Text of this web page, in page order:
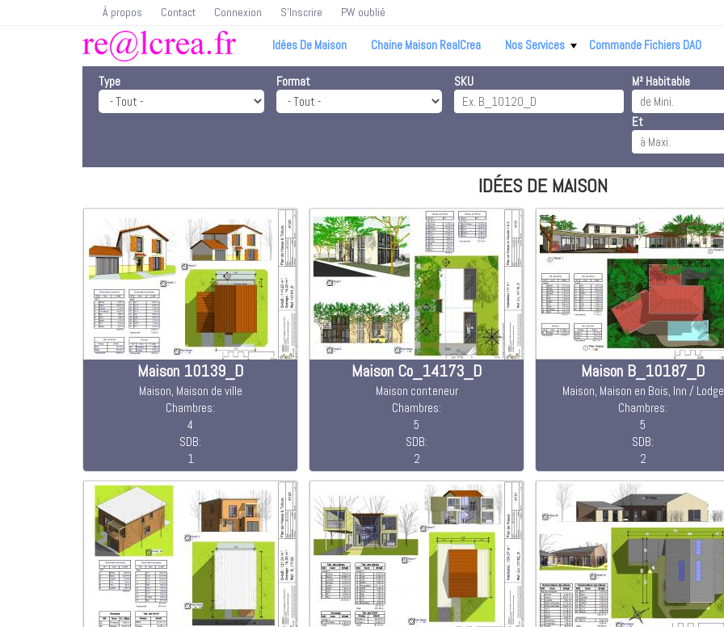
À propos Contact Connexion S'Inscrire PW oublié
Idées De Maison Chaine Maison RealCrea Nos Services Commande Fichiers DAO
Type Format SKU M² Habitable
Et
IDÉES DE MAISON
Maison 10139_D
Maison, Maison de ville
Chambres:
4
SDB:
1
Maison Co_14173_D
Maison conteneur
Chambres:
5
SDB:
2
Maison B_10187_D
Maison, Maison en Bois, Inn / Lodge
Chambres:
5
SDB:
2